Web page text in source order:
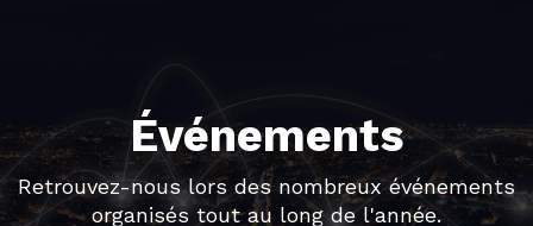
Événements
Retrouvez-nous lors des nombreux événements
organisés tout au long de l'année.